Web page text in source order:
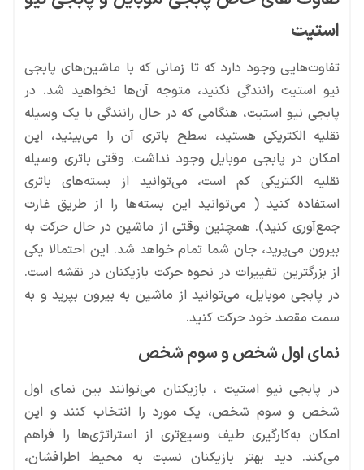
استیت
تفاوت‌هایی وجود دارد که تا زمانی که با ماشین‌های پابجی
نیو استیت رانندگی نکنید، متوجه آن‌ها نخواهید شد. در
پابجی نیو استیت، هنگامی که در حال رانندگی با یک وسیله
نقلیه الکتریکی هستید، سطح باتری آن را می‌بینید، این
امکان در پابجی موبایل وجود نداشت. وقتی باتری وسیله
نقلیه الکتریکی کم است، می‌توانید از بسته‌های باتری
استفاده کنید ( می‌توانید این بسته‌ها را از طریق غارت
جمع‌آوری کنید). همچنین وقتی از ماشین در حال حرکت به
بیرون می‌پرید، جان شما تمام خواهد شد. این احتمالا یکی
از بزرگترین تغییرات در نحوه حرکت بازیکنان در نقشه است.
در پابجی موبایل، می‌توانید از ماشین به بیرون بپرید و به
سمت مقصد خود حرکت کنید.
نمای اول شخص و سوم شخص
در پابجی نیو استیت ، بازیکنان می‌توانند بین نمای اول
شخص و سوم شخص، یک مورد را انتخاب کنند و این
امکان به‌کارگیری طیف وسیع‌تری از استراتژی‌ها را فراهم
می‌کند. دید بهتر بازیکنان نسبت به محیط اطرافشان،